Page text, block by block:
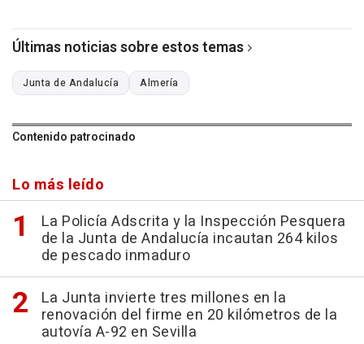
Últimas noticias sobre estos temas
Junta de Andalucía Almería
Contenido patrocinado
Lo más leído
La Policía Adscrita y la Inspección Pesquera
de la Junta de Andalucía incautan 264 kilos
de pescado inmaduro
La Junta invierte tres millones en la
renovación del firme en 20 kilómetros de la
autovía A-92 en Sevilla